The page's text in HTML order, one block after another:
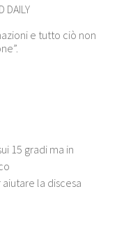
e tutto ciò non
15 gradi ma in
la discesa